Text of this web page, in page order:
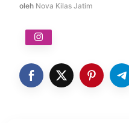
oleh Nova Kilas Jatim